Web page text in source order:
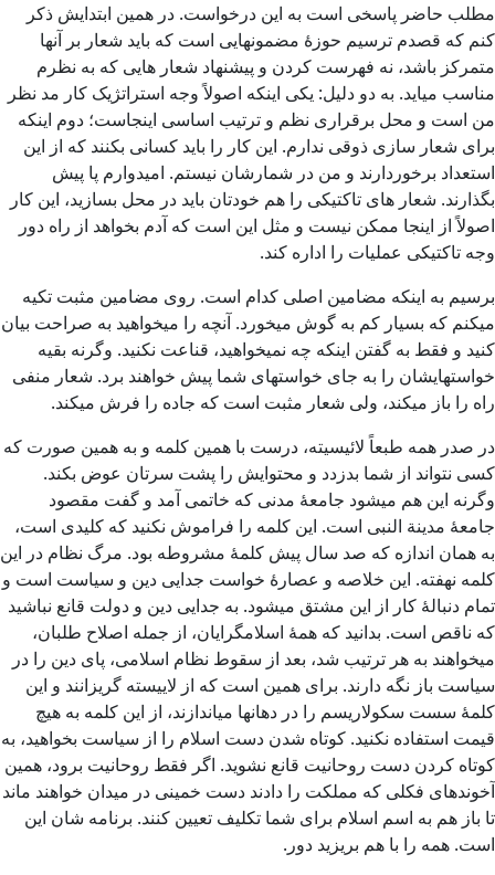
مطلب حاضر پاسخی است به این درخواست. در همین ابتدایش ذکر
کنم که قصدم ترسیم حوزۀ مضمونهایی است که باید شعار بر آنها
متمرکز باشد، نه فهرست کردن و پیشنهاد شعار هایی که به نظرم
مناسب میاید. به دو دلیل: یکی اینکه اصولاً وجه استراتژیک کار مد نظر
من است و محل برقراری نظم و ترتیب اساسی اینجاست؛ دوم اینکه
برای شعار سازی ذوقی ندارم. این کار را باید کسانی بکنند که از این
استعداد برخوردارند و من در شمارشان نیستم. امیدوارم پا پیش
بگذارند. شعار های تاکتیکی را هم خودتان باید در محل بسازید، این کار
اصولاً از اینجا ممکن نیست و مثل این است که آدم بخواهد از راه دور
وجه تاکتیکی عملیات را اداره کند.
برسیم به اینکه مضامین اصلی کدام است. روی مضامین مثبت تکیه
میکنم که بسیار کم به گوش میخورد. آنچه را میخواهید به صراحت بیان
کنید و فقط به گفتن اینکه چه نمیخواهید، قناعت نکنید. وگرنه بقیه
خواستهایشان را به جای خواستهای شما پیش خواهند برد. شعار منفی
راه را باز میکند، ولی شعار مثبت است که جاده را فرش میکند.
در صدر همه طبعاً لائیسیته، درست با همین کلمه و به همین صورت که
کسی نتواند از شما بدزدد و محتوایش را پشت سرتان عوض بکند.
وگرنه این هم میشود جامعۀ مدنی که خاتمی آمد و گفت مقصود
جامعۀ مدینة النبی است. این کلمه را فراموش نکنید که کلیدی است،
به همان اندازه که صد سال پیش کلمۀ مشروطه بود. مرگ نظام در این
کلمه نهفته. این خلاصه و عصارۀ خواست جدایی دین و سیاست است و
تمام دنبالۀ کار از این مشتق میشود. به جدایی دین و دولت قانع نباشید
که ناقص است. بدانید که همۀ اسلامگرایان، از جمله اصلاح طلبان،
میخواهند به هر ترتیب شد، بعد از سقوط نظام اسلامی، پای دین را در
سیاست باز نگه دارند. برای همین است که از لاییسته گریزانند و این
کلمۀ سست سکولاریسم را در دهانها میاندازند، از این کلمه به هیچ
قیمت استفاده نکنید. کوتاه شدن دست اسلام را از سیاست بخواهید، به
کوتاه کردن دست روحانیت قانع نشوید. اگر فقط روحانیت برود، همین
آخوندهای فکلی که مملکت را دادند دست خمینی در میدان خواهند ماند
تا باز هم به اسم اسلام برای شما تکلیف تعیین کنند. برنامه شان این
است. همه را با هم بریزید دور.